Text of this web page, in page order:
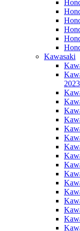
Kawasaki